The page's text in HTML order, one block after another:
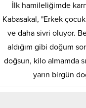
İlk hamileliğimde
Kabasakal, "Erkek
ve daha sivri oluyor.
aldığım gibi doğum
doğsun, kilo almamda
yarın birgün